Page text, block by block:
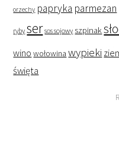
orzechy papryka parmezan
ryby ser sos sojowy szpinak
wino wołowina wypieki
święta